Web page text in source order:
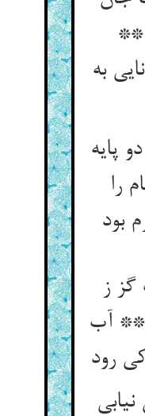
**
به
پایه
را
ز
** آب